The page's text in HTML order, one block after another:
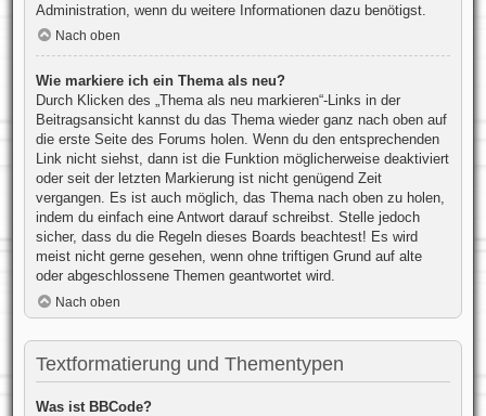
Administration, wenn du weitere Informationen dazu benötigst.
Nach oben
Wie markiere ich ein Thema als neu?
Durch Klicken des „Thema als neu markieren“-Links in der
Beitragsansicht kannst du das Thema wieder ganz nach oben auf
die erste Seite des Forums holen. Wenn du den entsprechenden
Link nicht siehst, dann ist die Funktion möglicherweise deaktiviert
oder seit der letzten Markierung ist nicht genügend Zeit
vergangen. Es ist auch möglich, das Thema nach oben zu holen,
indem du einfach eine Antwort darauf schreibst. Stelle jedoch
sicher, dass du die Regeln dieses Boards beachtest! Es wird
meist nicht gerne gesehen, wenn ohne triftigen Grund auf alte
oder abgeschlossene Themen geantwortet wird.
Nach oben
Textformatierung und Thementypen
Was ist BBCode?